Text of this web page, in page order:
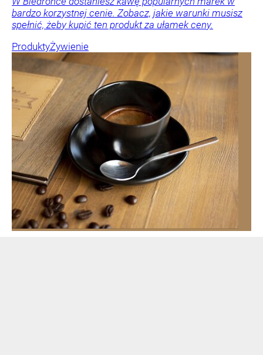
bardzo korzystnej cenie. Zobacz, jakie warunki musisz
spełnić, żeby kupić ten produkt za ułamek ceny.
ProduktyŻywienie